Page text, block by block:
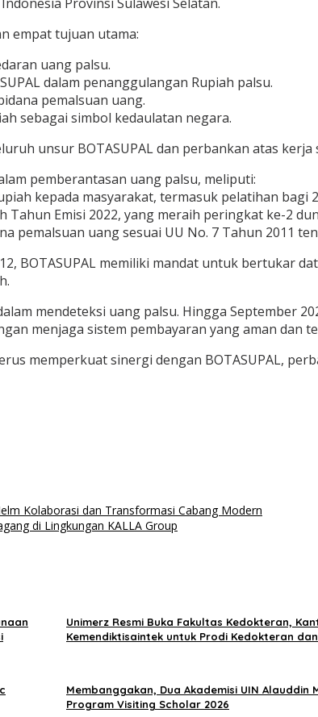
empat tujuan utama:
uang palsu.
dalam penanggulangan Rupiah palsu.
pemalsuan uang.
sebagai simbol kedaulatan negara.
unsur BOTASUPAL dan perbankan atas
pemberantasan uang palsu, meliputi:
kepada masyarakat, termasuk pelatihan
Emisi 2022, yang meraih peringkat ke-2
pemalsuan uang sesuai UU No. 7 Tahun 2011
BOTASUPAL memiliki mandat untuk bertukar
mendeteksi uang palsu. Hingga September
menjaga sistem pembayaran yang aman dan
memperkuat sinergi dengan BOTASUPAL,
Kolaborasi dan Transformasi Cabang Modern
di Lingkungan KALLA Group
Unimerz Resmi Buka Fakultas Kedokteran,
Kemendiktisaintek untuk Prodi Kedokteran
Membanggakan, Dua Akademisi UIN Alauddin
Program Visiting Scholar 2026